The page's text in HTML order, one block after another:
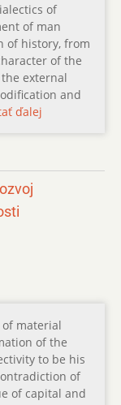
of
of man
of history, from
of the
external
and
ďalej
material
of the
to be his
of
of capital and